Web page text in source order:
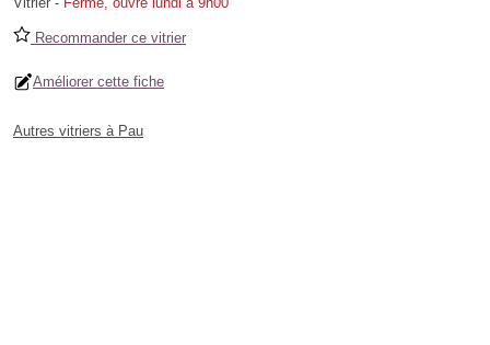
Recommander ce vitrier
Améliorer cette fiche
Autres vitriers à Pau